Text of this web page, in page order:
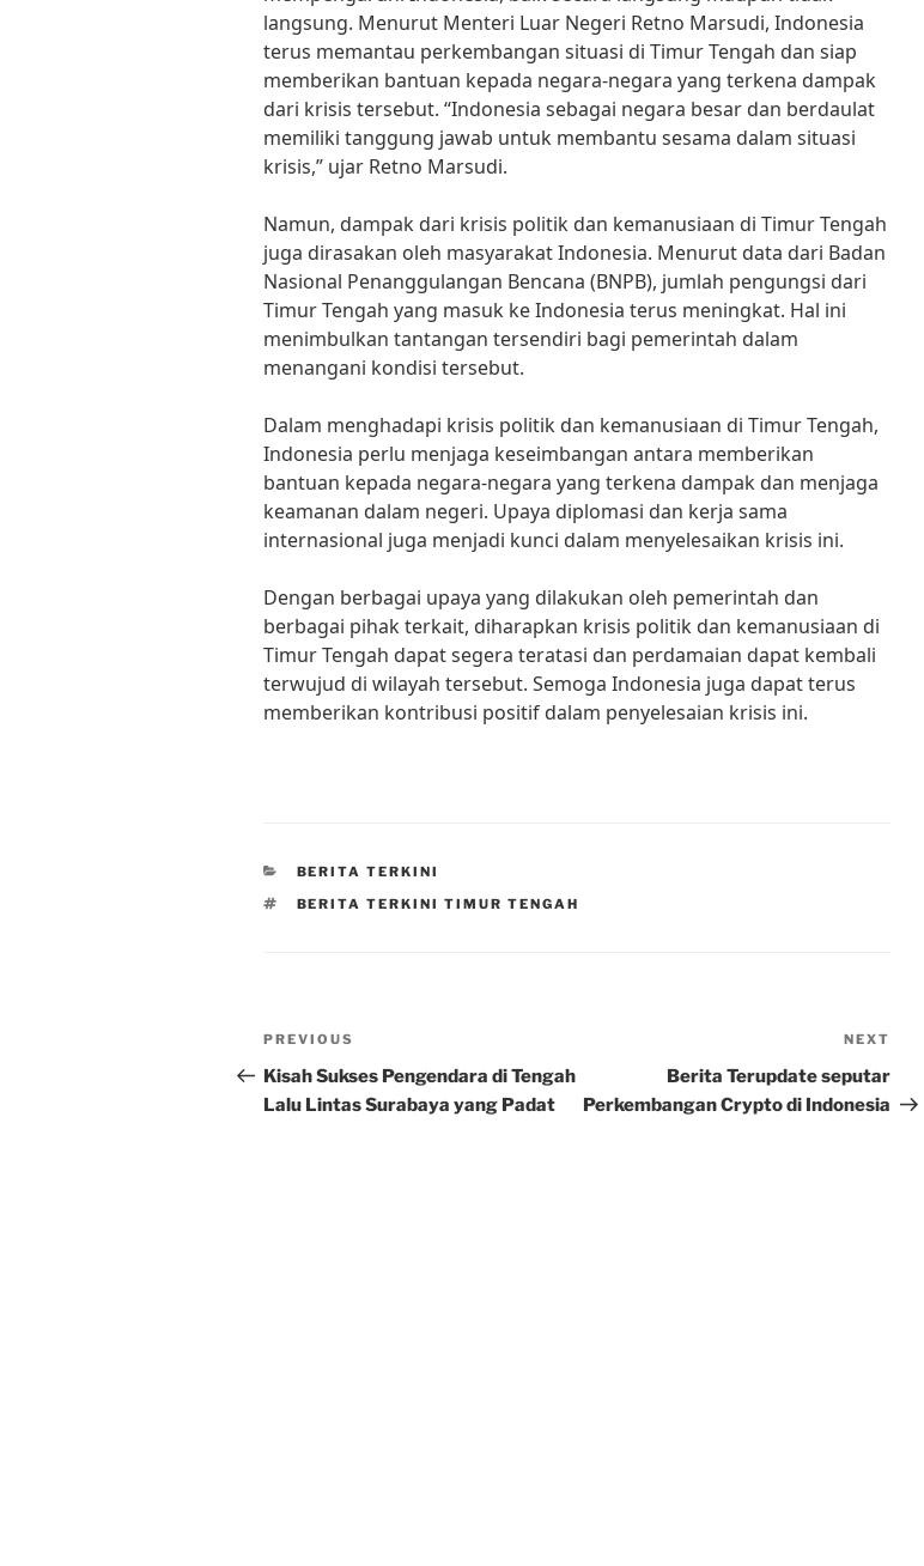
langsung. Menurut Menteri Luar Negeri Retno Marsudi, Indonesia
terus memantau perkembangan situasi di Timur Tengah dan siap
memberikan bantuan kepada negara-negara yang terkena dampak
dari krisis tersebut. “Indonesia sebagai negara besar dan berdaulat
memiliki tanggung jawab untuk membantu sesama dalam situasi
krisis,” ujar Retno Marsudi.
Namun, dampak dari krisis politik dan kemanusiaan di Timur Tengah
juga dirasakan oleh masyarakat Indonesia. Menurut data dari Badan
Nasional Penanggulangan Bencana (BNPB), jumlah pengungsi dari
Timur Tengah yang masuk ke Indonesia terus meningkat. Hal ini
menimbulkan tantangan tersendiri bagi pemerintah dalam
menangani kondisi tersebut.
Dalam menghadapi krisis politik dan kemanusiaan di Timur Tengah,
Indonesia perlu menjaga keseimbangan antara memberikan
bantuan kepada negara-negara yang terkena dampak dan menjaga
keamanan dalam negeri. Upaya diplomasi dan kerja sama
internasional juga menjadi kunci dalam menyelesaikan krisis ini.
Dengan berbagai upaya yang dilakukan oleh pemerintah dan
berbagai pihak terkait, diharapkan krisis politik dan kemanusiaan di
Timur Tengah dapat segera teratasi dan perdamaian dapat kembali
terwujud di wilayah tersebut. Semoga Indonesia juga dapat terus
memberikan kontribusi positif dalam penyelesaian krisis ini.
CATEGORIES
BERITA TERKINI
TAGS
BERITA TERKINI TIMUR TENGAH
Post
navigation
Previous
Post
PREVIOUS
Kisah Sukses Pengendara di Tengah
Lalu Lintas Surabaya yang Padat
Post
NEXT
Berita Terupdate seputar
Perkembangan Crypto di Indonesia